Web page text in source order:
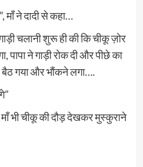
ने दादी से कहा…
चलानी शुरू ही की कि चीकू ज़ोर
ने गाड़ी रोक दी और पीछे का
बैठ गया और भौंकने लगा….
भी चीकू की दौड़ देखकर मुस्कुराने